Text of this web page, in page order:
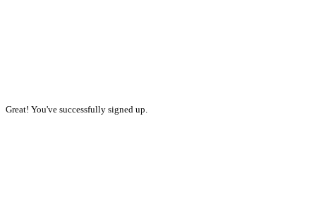
Great! You've successfully signed up.